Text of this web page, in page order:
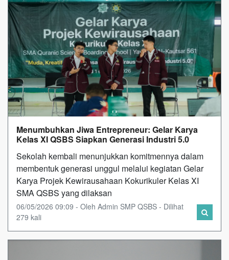
Menumbuhkan Jiwa Entrepreneur: Gelar Karya
Kelas XI QSBS Siapkan Generasi Industri 5.0
Sekolah kembali menunjukkan komitmennya dalam
membentuk generasi unggul melalui kegiatan Gelar
Karya Projek Kewirausahaan Kokurikuler Kelas XI
SMA QSBS yang dilaksan
06/05/2026 09:09 - Oleh Admin SMP QSBS - Dilihat
279 kali